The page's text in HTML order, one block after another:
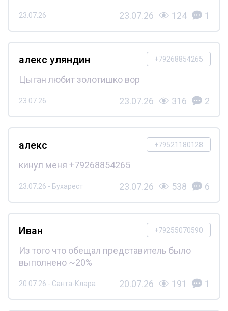
23.07.26 23.07.26 124 1
+79268854265
алекс уляндин
Цыган любит золотишко вор
23.07.26 23.07.26 316 2
+79521180128
алекс
кинул меня +79268854265
23.07.26 - Бухарест 23.07.26 538 6
+79255070590
Иван
Из того что обещал представитель было
выполнено ~20%
20.07.26 - Санта-Клара 20.07.26 191 1